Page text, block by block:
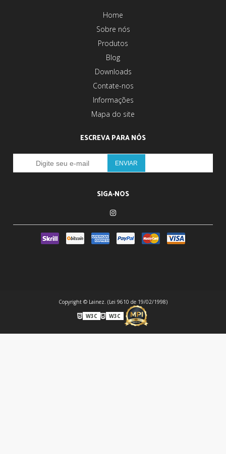
Home
Sobre nós
Produtos
Blog
Downloads
Contate-nos
Informações
Mapa do site
ESCREVA PARA NÓS
SIGA-NOS
Copyright © Lainez. (Lei 9610 de 19/02/1998)
W3C
W3C